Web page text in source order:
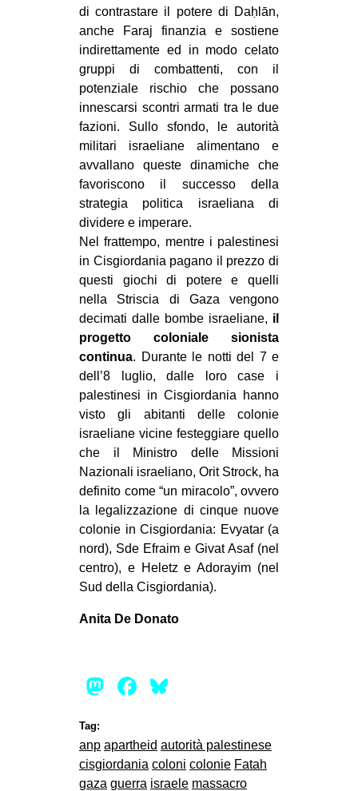
di contrastare il potere di Daḥlān,
anche Faraj finanzia e sostiene
indirettamente ed in modo celato
gruppi di combattenti, con il
potenziale rischio che possano
innescarsi scontri armati tra le due
fazioni. Sullo sfondo, le autorità
militari israeliane alimentano e
avvallano queste dinamiche che
favoriscono il successo della
strategia politica israeliana di
dividere e imperare.
Nel frattempo, mentre i palestinesi
in Cisgiordania pagano il prezzo di
questi giochi di potere e quelli
nella Striscia di Gaza vengono
decimati dalle bombe israeliane, il
progetto coloniale sionista
continua. Durante le notti del 7 e
dell’8 luglio, dalle loro case i
palestinesi in Cisgiordania hanno
visto gli abitanti delle colonie
israeliane vicine festeggiare quello
che il Ministro delle Missioni
Nazionali israeliano, Orit Strock, ha
definito come “un miracolo”, ovvero
la legalizzazione di cinque nuove
colonie in Cisgiordania: Evyatar (a
nord), Sde Efraim e Givat Asaf (nel
centro), e Heletz e Adorayim (nel
Sud della Cisgiordania).
Anita De Donato
Mastodon
Facebook
Tag:
anp apartheid autorità palestinese
cisgiordania coloni colonie Fatah
gaza guerra israele massacro